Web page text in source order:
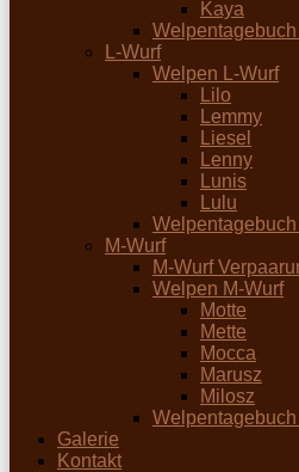
Kaya
L-Wurf
Welpen L-Wurf
Lilo
Lemmy
Liesel
Lenny
Lunis
Lulu
M-Wurf
M-Wurf
Welpen M-Wurf
Motte
Mette
Mocca
Marusz
Milosz
Galerie
Kontakt